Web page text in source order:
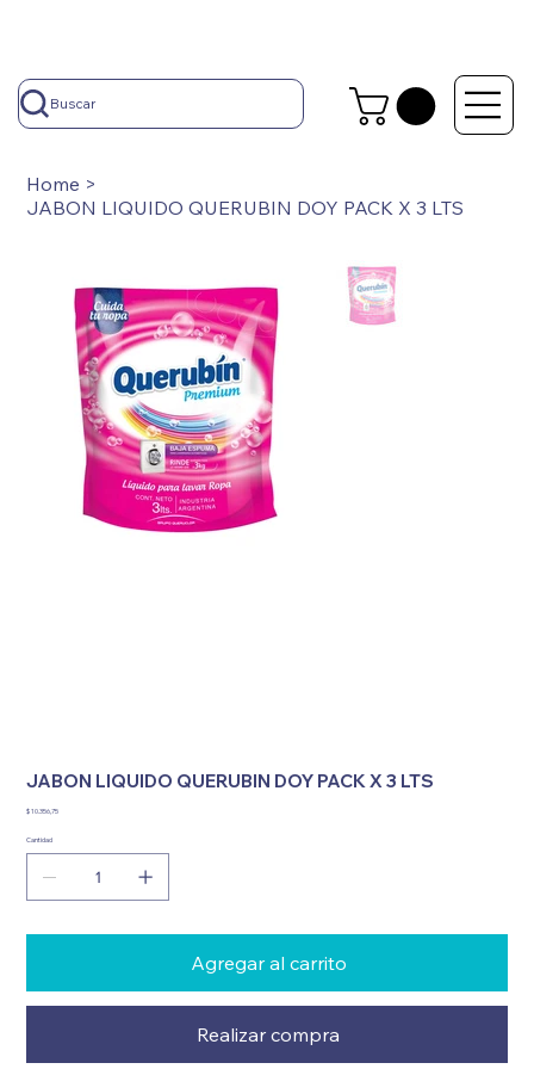
Buscar
Home >
JABON LIQUIDO QUERUBIN DOY PACK X 3 LTS
JABON LIQUIDO QUERUBIN DOY PACK X 3 LTS
Precio
$ 10.356,75
Cantidad
Agregar al carrito
Realizar compra